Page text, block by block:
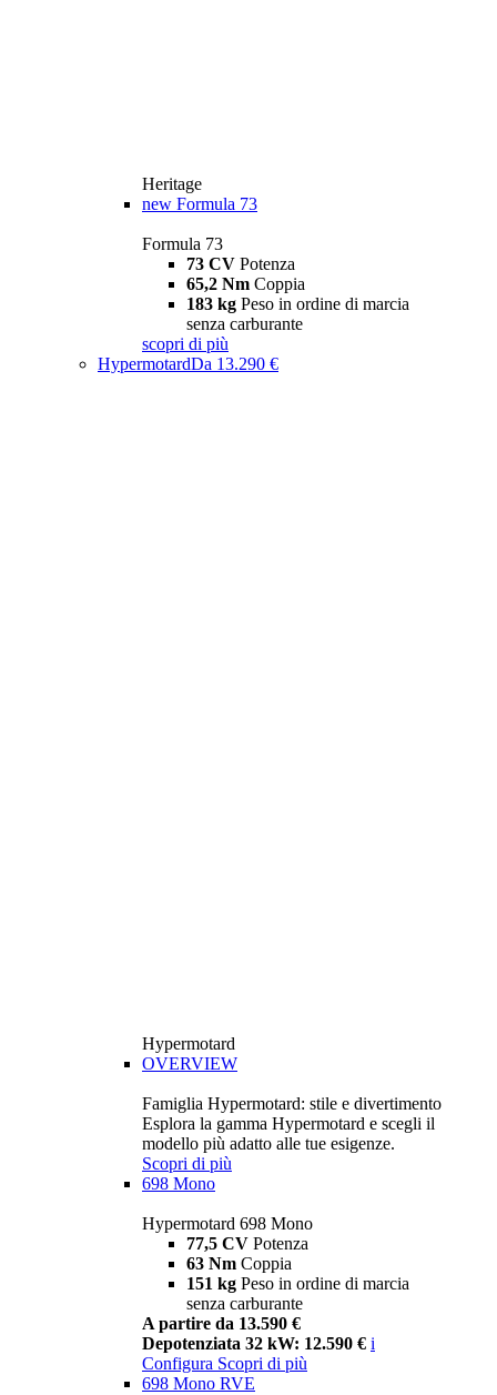
Heritage
new Formula 73
Formula 73
73 CV Potenza
65,2 Nm Coppia
183 kg Peso in ordine di marcia
senza carburante
scopri di più
HypermotardDa 13.290 €
Hypermotard
OVERVIEW
Famiglia Hypermotard: stile e divertimento
Esplora la gamma Hypermotard e scegli il
modello più adatto alle tue esigenze.
Scopri di più
698 Mono
Hypermotard 698 Mono
77,5 CV Potenza
63 Nm Coppia
151 kg Peso in ordine di marcia
senza carburante
A partire da 13.590 €
Depotenziata 32 kW: 12.590 € i
Configura Scopri di più
698 Mono RVE